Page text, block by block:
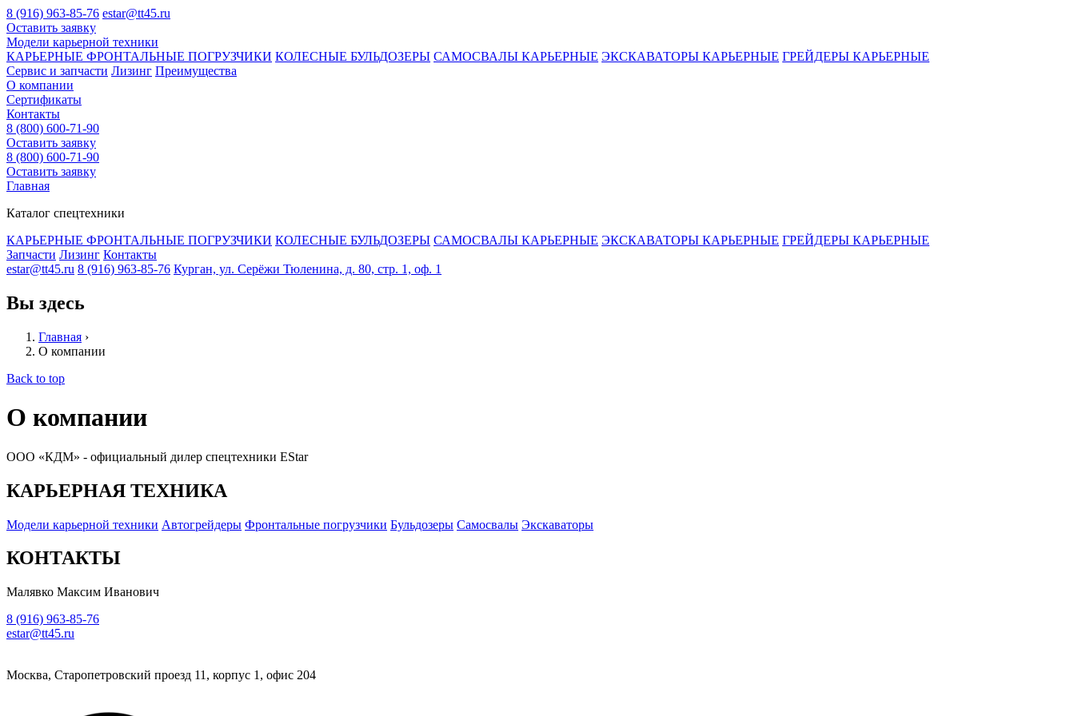
8 (916) 963-85-76 estar@tt45.ru
Оставить заявку
Модели карьерной техники
КАРЬЕРНЫЕ ФРОНТАЛЬНЫЕ ПОГРУЗЧИКИ КОЛЕСНЫЕ БУЛЬДОЗЕРЫ САМОСВАЛЫ КАРЬЕРНЫЕ ЭКСКАВАТОРЫ КАРЬЕРНЫЕ ГРЕЙДЕРЫ КАРЬЕРНЫЕ
Сервис и запчасти Лизинг Преимущества
О компании
Сертификаты
Контакты
8 (800) 600-71-90
Оставить заявку
8 (800) 600-71-90
Оставить заявку
Главная
Каталог спецтехники
КАРЬЕРНЫЕ ФРОНТАЛЬНЫЕ ПОГРУЗЧИКИ КОЛЕСНЫЕ БУЛЬДОЗЕРЫ САМОСВАЛЫ КАРЬЕРНЫЕ ЭКСКАВАТОРЫ КАРЬЕРНЫЕ ГРЕЙДЕРЫ КАРЬЕРНЫЕ
Запчасти Лизинг Контакты
estar@tt45.ru 8 (916) 963-85-76 Курган, ул. Серёжи Тюленина, д. 80, стр. 1, оф. 1
Вы здесь
Главная ›
О компании
Back to top
О компании
ООО «КДМ» - официальный дилер спецтехники EStar
КАРЬЕРНАЯ ТЕХНИКА
Модели карьерной техники Автогрейдеры Фронтальные погрузчики Бульдозеры Самосвалы Экскаваторы
КОНТАКТЫ
Малявко Максим Иванович
8 (916) 963-85-76
estar@tt45.ru
Москва, Старопетровский проезд 11, корпус 1, офис 204